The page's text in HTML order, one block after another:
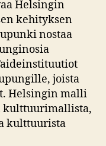
Helsingin
kehityksen
nostaa
joista
Helsingin malli
kulttuurimallista,
kulttuurista